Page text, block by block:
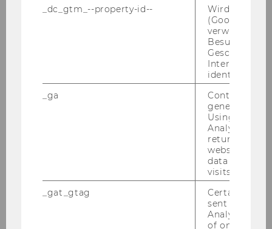
Corona: Die VIER PFOTEN
Schutzzentren sind
Lebensmittelausgabe der
Volkshilfe Wien wieder
Ausbruch von Covid-19:
Auswirkungen auf die
Sozialdienste und
Unterstützungsmaßnahm
en
Jugendarbeit wirkt!
Lessons (to be) learned
_dc_gtm_--property-id--
Wird von
(Google Tag
verwendet,
Besucher
Geschlecht
Interessen zu
identifizieren.
_ga
Contains a
generated
Using this
Analytics can
returning
website and
data from
visits.
_gat_gtag
Certain data
sent to
Analytics a
of once per